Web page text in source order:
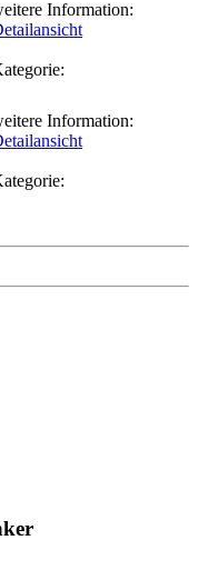
Information:
Information: